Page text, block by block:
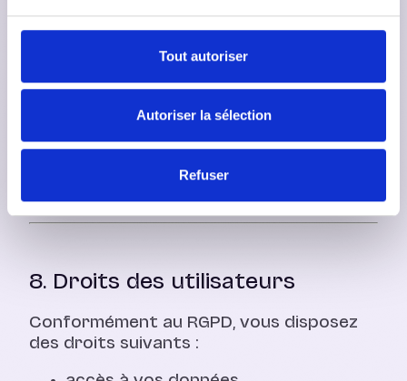
Tout autoriser
Autoriser la sélection
Refuser
7. Durée de conservation
Les données sont conservées :
pendant la durée d’activité du
compte utilisateur
ou jusqu’à la demande de suppression
ou selon les obligations légales
8. Droits des utilisateurs
Conformément au RGPD, vous disposez
des droits suivants :